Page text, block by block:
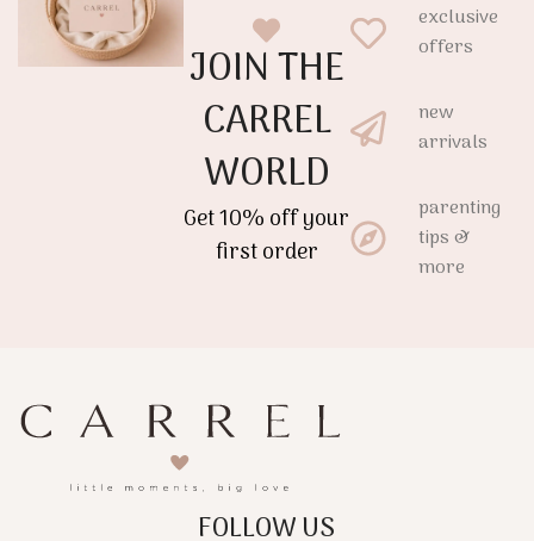
JOIN THE
CARREL
WORLD
Get 10% off your
first order
exclusive
offers
new
arrivals
parenting
tips &
more
FOLLOW US